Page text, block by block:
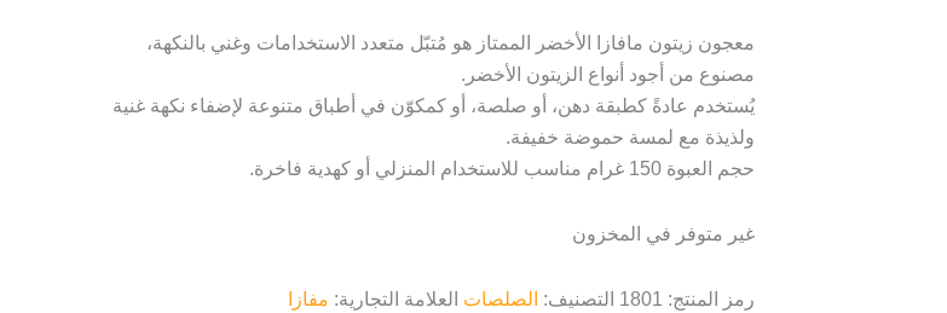
معجون زيتون مافازا الأخضر الممتاز هو مُتبّل متعدد الاستخدامات وغني بالنكهة،
مصنوع من أجود أنواع الزيتون الأخضر.
يُستخدم عادةً كطبقة دهن، أو صلصة، أو كمكوّن في أطباق متنوعة لإضفاء نكهة غنية
ولذيذة مع لمسة حموضة خفيفة.
حجم العبوة 150 غرام مناسب للاستخدام المنزلي أو كهدية فاخرة.
غير متوفر في المخزون
رمز المنتج: 1801 التصنيف: الصلصات العلامة التجارية: مفازا